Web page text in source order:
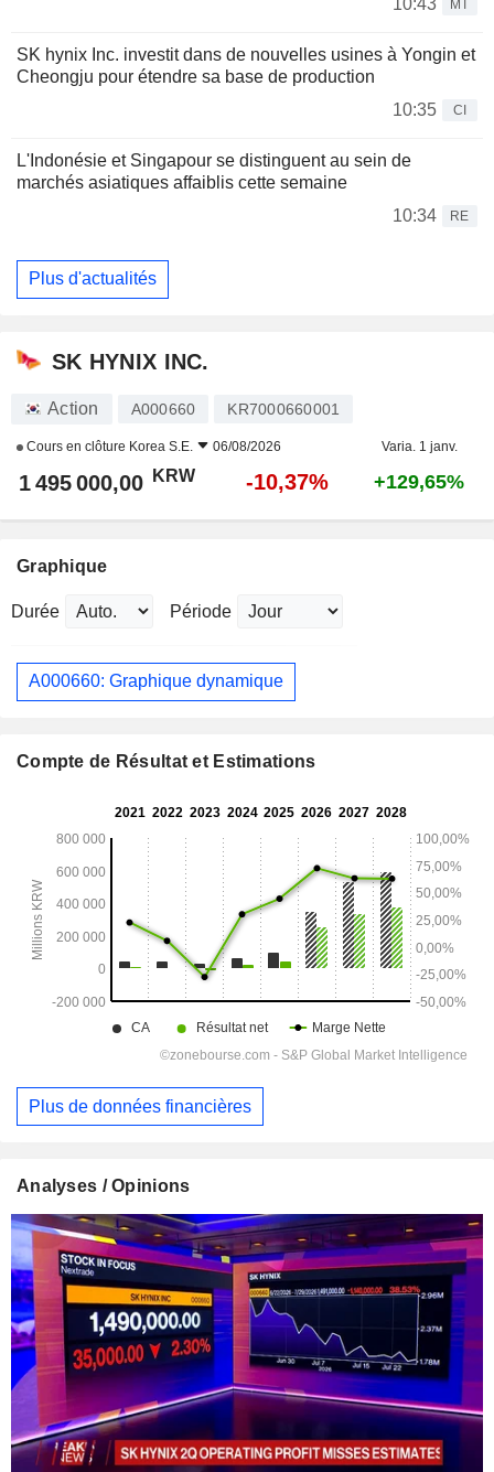
MT
SK hynix Inc. investit dans de nouvelles usines à Yongin et
Cheongju pour étendre sa base de production
10:35
CI
L'Indonésie et Singapour se distinguent au sein de
marchés asiatiques affaiblis cette semaine
10:34
RE
Plus d'actualités
SK HYNIX INC.
Action A000660 KR7000660001
Cours en clôture Korea S.E. 06/08/2026 Varia. 1 janv.
1 495 000,00 KRW -10,37% +129,65%
Graphique
Durée Période
A000660: Graphique dynamique
Compte de Résultat et Estimations
Plus de données financières
Analyses / Opinions